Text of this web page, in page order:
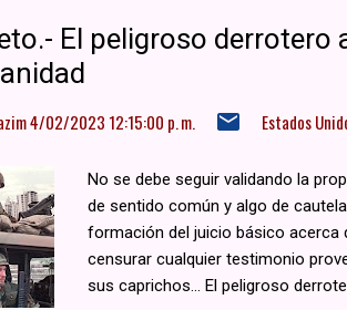
El peligroso derrotero
4/02/2023 12:15:00 p. m. Estados
No se debe seguir validando la
de sentido común y algo de
formación del juicio básico acerca
censurar cualquier testimonio
sus caprichos... El peligroso